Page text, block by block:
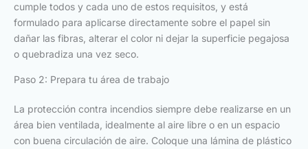
cumple todos y cada uno de estos requisitos, y está
formulado para aplicarse directamente sobre el papel sin
dañar las fibras, alterar el color ni dejar la superficie pegajosa
o quebradiza una vez seco.
Paso 2: Prepara tu área de trabajo
La protección contra incendios siempre debe realizarse en un
área bien ventilada, idealmente al aire libre o en un espacio
con buena circulación de aire. Coloque una lámina de plástico